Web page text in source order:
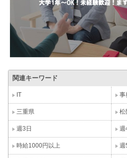
関連キーワード
IT 事
三重県 松
週3日 週
時給1000円以上 週